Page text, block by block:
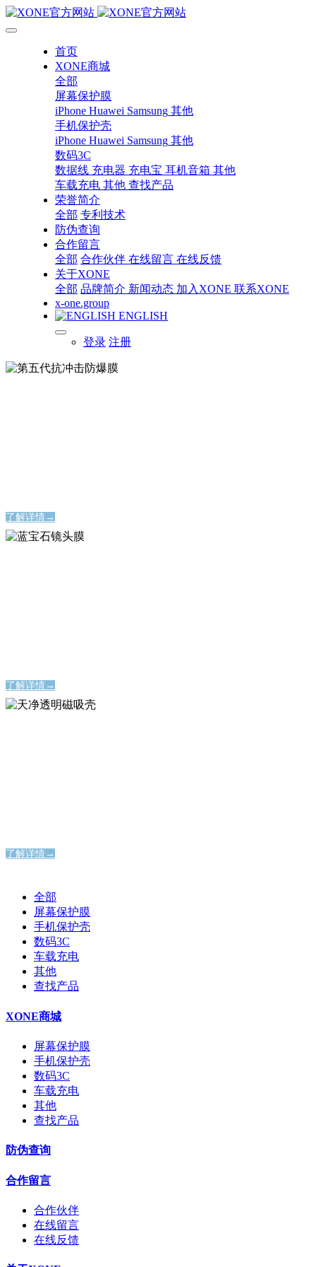
首页
XONE商城
全部
屏幕保护膜
iPhone Huawei Samsung 其他
手机保护壳
iPhone Huawei Samsung 其他
数码3C
数据线 充电器 充电宝 耳机音箱 其他
车载充电 其他 查找产品
荣誉简介
全部 专利技术
防伪查询
合作留言
全部 合作伙伴 在线留言 在线反馈
关于XONE
全部 品牌简介 新闻动态 加入XONE 联系XONE
x-one.group
ENGLISH
登录 注册
了解详情→
了解详情→
了解详情→
全部
屏幕保护膜
手机保护壳
数码3C
车载充电
其他
查找产品
XONE商城
屏幕保护膜
手机保护壳
数码3C
车载充电
其他
查找产品
防伪查询
合作留言
合作伙伴
在线留言
在线反馈